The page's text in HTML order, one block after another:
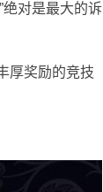
绝对是最大的诉
厚奖励的竞技